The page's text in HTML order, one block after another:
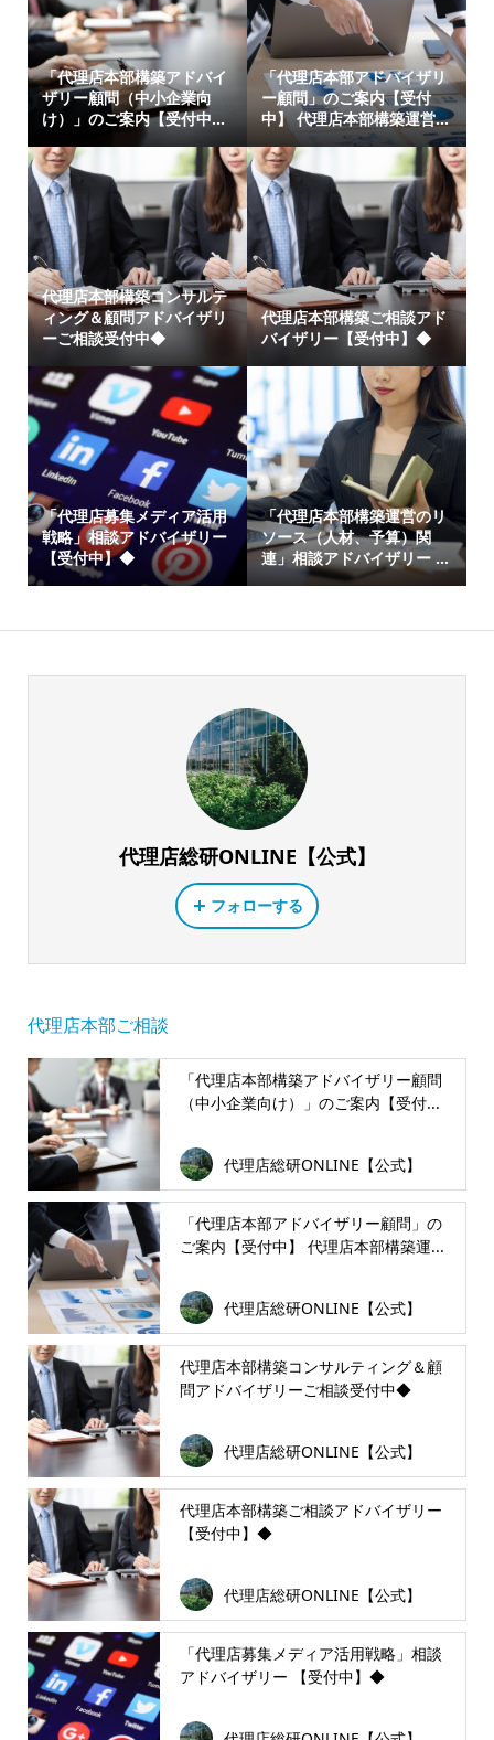
「代理店本部構築アドバイ
ザリー顧問（中小企業向
け）」のご案内【受付中...
「代理店本部アドバイザリ
ー顧問」のご案内【受付
中】 代理店本部構築運営...
代理店本部構築コンサルテ
ィング＆顧問アドバイザリ
ーご相談受付中◆
代理店本部構築ご相談アド
バイザリー【受付中】◆
「代理店募集メディア活用
戦略」相談アドバイザリー
【受付中】◆
「代理店本部構築運営のリ
ソース（人材、予算）関
連」相談アドバイザリー ...
代理店総研ONLINE【公式】
フォローする
代理店本部ご相談
「代理店本部構築アドバイザリー顧問
（中小企業向け）」のご案内【受付...
代理店総研ONLINE【公式】
「代理店本部アドバイザリー顧問」の
ご案内【受付中】 代理店本部構築運...
代理店総研ONLINE【公式】
代理店本部構築コンサルティング＆顧
問アドバイザリーご相談受付中◆
代理店総研ONLINE【公式】
代理店本部構築ご相談アドバイザリー
【受付中】◆
代理店総研ONLINE【公式】
「代理店募集メディア活用戦略」相談
アドバイザリー 【受付中】◆